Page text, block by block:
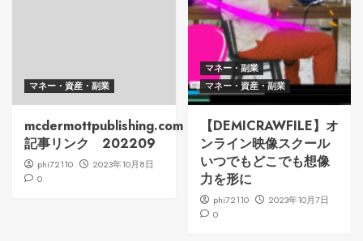
マネー・資産・副業
mcdermottpublishing.com：
記事リンク 202209
phi72110
2023年10月8日
0
マネー・副業
マネー・資産・副業
【DEMICRAWFILE】オ
ンライン映像スクール
いつでもどこでも想像
力を形に
phi72110
2023年10月7日
0